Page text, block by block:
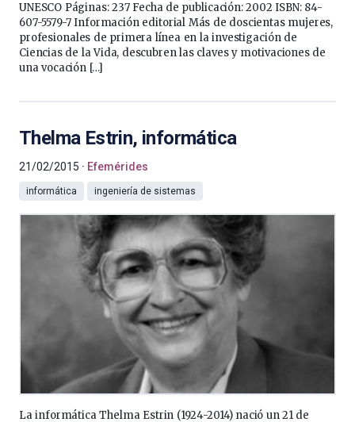
UNESCO Páginas: 237 Fecha de publicación: 2002 ISBN: 84-
607-5579-7 Información editorial Más de doscientas mujeres,
profesionales de primera línea en la investigación de
Ciencias de la Vida, descubren las claves y motivaciones de
una vocación […]
Thelma Estrin, informática
21/02/2015 Efemérides
informática ingeniería de sistemas
La informática Thelma Estrin (1924-2014) nació un 21 de